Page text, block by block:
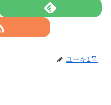
ユーキ1号